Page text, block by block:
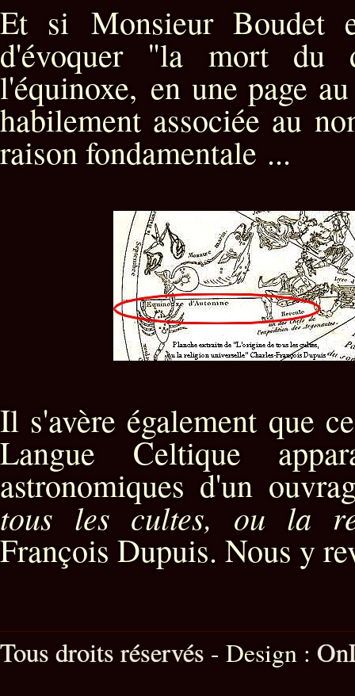
Et si Monsieur Boudet
d'évoquer "la mort du
l'équinoxe, en une page
habilement associée au
raison fondamentale ...
Il s'avère également que
Langue Celtique
astronomiques d'un
tous les cultes, ou la
François Dupuis. Nous y
Tous droits réservés - Design :